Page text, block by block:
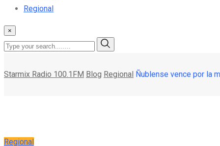
Regional
×
Starmix Radio 100.1FM Blog Regional Ñublense vence por la
Regional